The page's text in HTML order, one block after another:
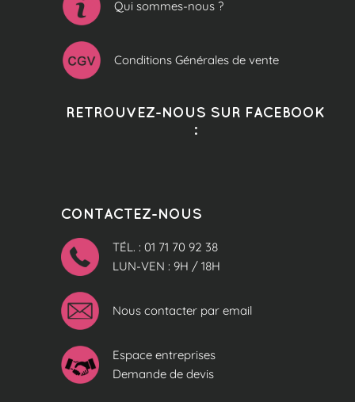
Qui sommes-nous ?
Conditions Générales de vente
RETROUVEZ-NOUS SUR FACEBOOK
:
CONTACTEZ-NOUS
TÉL. : 01 71 70 92 38
LUN-VEN : 9H / 18H
Nous contacter par email
Espace entreprises
Demande de devis